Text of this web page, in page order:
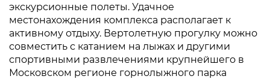
экскурсионные полеты. Удачное
местонахождения комплекса располагает к
активному отдыху. Вертолетную прогулку можно
совместить с катанием на лыжах и другими
спортивными развлечениями крупнейшего в
Московском регионе горнолыжного парка